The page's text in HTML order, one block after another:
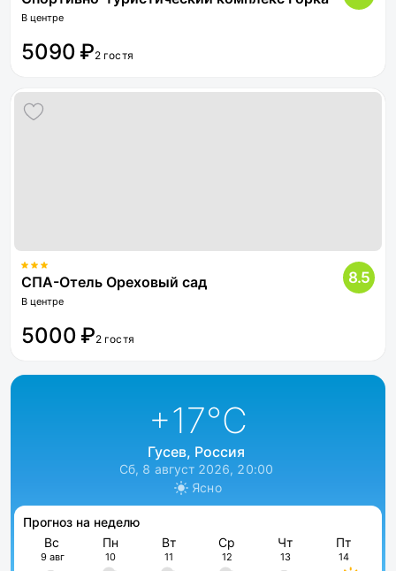
В центре
5090 ₽2 гостя
СПА-Отель Ореховый сад
В центре
8.5
5000 ₽2 гостя
+17°C
Гусев, Россия
Сб, 8 август 2026, 20:00
Ясно
Прогноз на неделю
Вс
9 авг
Пн
10
Вт
11
Ср
12
Чт
13
Пт
14